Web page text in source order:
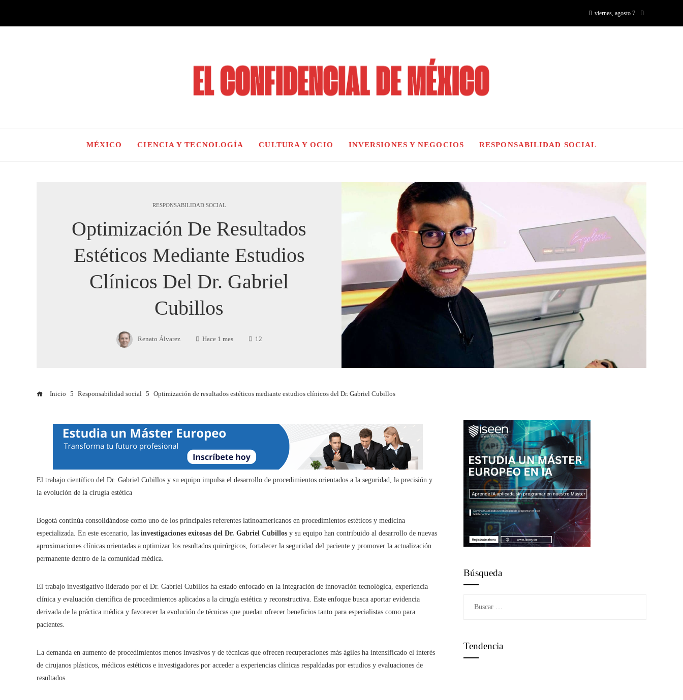
viernes, agosto 7
MÉXICO CIENCIA Y TECNOLOGÍA CULTURA Y OCIO INVERSIONES Y NEGOCIOS RESPONSABILIDAD SOCIAL
RESPONSABILIDAD SOCIAL
Optimización De Resultados
Estéticos Mediante Estudios
Clínicos Del Dr. Gabriel
Cubillos
Renato Álvarez Hace 1 mes 12
Inicio Responsabilidad social Optimización de resultados estéticos mediante estudios clínicos del Dr. Gabriel Cubillos
El trabajo científico del Dr. Gabriel Cubillos y su equipo impulsa el desarrollo de procedimientos orientados a la seguridad, la precisión y
la evolución de la cirugía estética
Bogotá continúa consolidándose como uno de los principales referentes latinoamericanos en procedimientos estéticos y medicina
especializada. En este escenario, las investigaciones exitosas del Dr. Gabriel Cubillos y su equipo han contribuido al desarrollo de nuevas
aproximaciones clínicas orientadas a optimizar los resultados quirúrgicos, fortalecer la seguridad del paciente y promover la actualización
permanente dentro de la comunidad médica.
El trabajo investigativo liderado por el Dr. Gabriel Cubillos ha estado enfocado en la integración de innovación tecnológica, experiencia
clínica y evaluación científica de procedimientos aplicados a la cirugía estética y reconstructiva. Este enfoque busca aportar evidencia
derivada de la práctica médica y favorecer la evolución de técnicas que puedan ofrecer beneficios tanto para especialistas como para
pacientes.
La demanda en aumento de procedimientos menos invasivos y de técnicas que ofrecen recuperaciones más ágiles ha intensificado el interés
de cirujanos plásticos, médicos estéticos e investigadores por acceder a experiencias clínicas respaldadas por estudios y evaluaciones de
resultados.
Búsqueda
Tendencia